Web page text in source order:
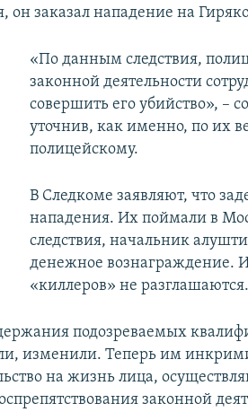
он заказал нападение на
«По данным следствия,
законной деятельности
совершить его убийство», –
уточнив, как именно, по их
полицейскому.
В Следкоме заявляют, что
нападения. Их поймали в
следствия, начальник
денежное
«киллеров» не разглашаются.
подозреваемых
изменили. Теперь им
на жизнь лица,
законной